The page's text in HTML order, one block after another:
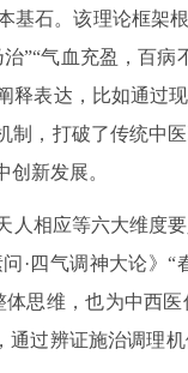
基石。该理论框架
”“气血充盈，百
释表达，比如通过
制，打破了传统中
新发展。
人相应等六大维度
·四气调神大论》
思维，也为中西
通过辨证施治调理